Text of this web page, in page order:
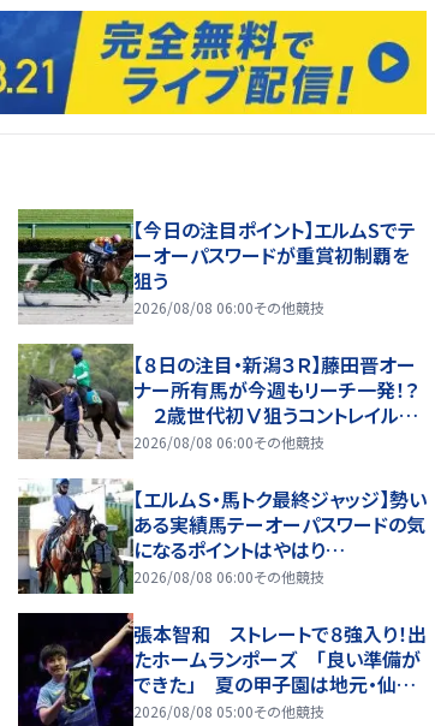
【今日の注目ポイント】エルムSでテ
ーオーパスワードが重賞初制覇を
狙う
2026/08/08 06:00その他競技
【８日の注目・新潟３Ｒ】藤田晋オー
ナー所有馬が今週もリーチ一発！？
２歳世代初Ⅴ狙うコントレイル産
駒が登場
2026/08/08 06:00その他競技
【エルムＳ・馬トク最終ジャッジ】勢い
ある実績馬テーオーパスワードの気
になるポイントはやはり…
2026/08/08 06:00その他競技
張本智和 ストレートで８強入り！出
たホームランポーズ 「良い準備が
できた」 夏の甲子園は地元・仙台
育英を「応援」
2026/08/08 05:00その他競技